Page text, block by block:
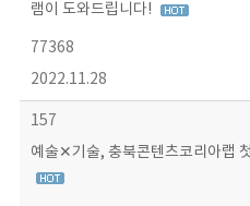
램이 도와드립니다!
77368
2022.11.28
157
예술✕기술, 충북콘텐츠코리아랩